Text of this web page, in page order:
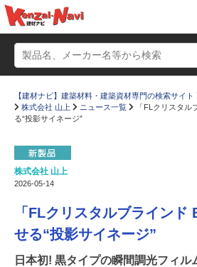
動画
かたなび コラム
すまいリング
Q＆A 販売
【建材ナビ】建築材料・建築資材専門の検索サイト
株式会社 山上
ニュース一覧
「FLクリスタル
る“投影サイネージ”
株式会社 山上
2026-05-14
「FLクリスタルブラインド
せる“投影サイネージ”
日本初! 黒タイプの瞬間調光フィル